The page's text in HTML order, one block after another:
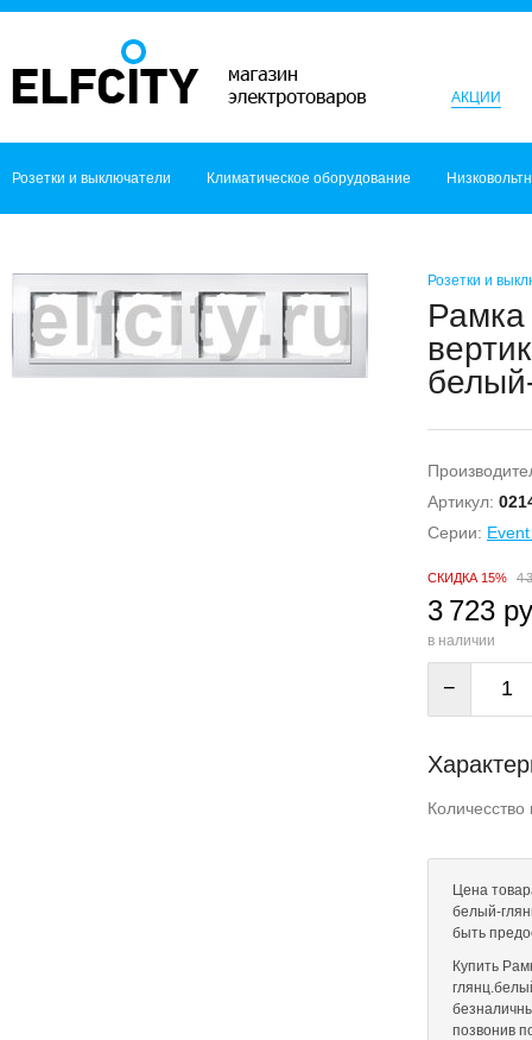
АКЦИИ
Розетки и выключатели Климатическое оборудование
Розетки и
Рамка
Артикул:
Серии:
СКИДКА 15% 4
3 723
в наличии
−
Цена
белый-
быть
Купить
позвонив